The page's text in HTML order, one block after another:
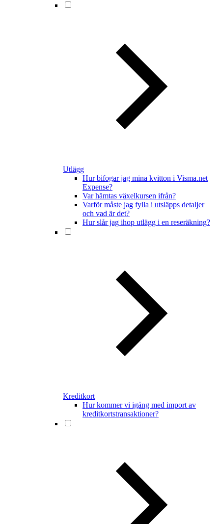
Utlägg
Hur bifogar jag mina kvitton i Visma.net
Expense?
Var hämtas växelkursen ifrån?
Varför måste jag fylla i utsläpps detaljer
och vad är det?
Hur slår jag ihop utlägg i en reseräkning?
Kreditkort
Hur kommer vi igång med import av
kreditkortstransaktioner?